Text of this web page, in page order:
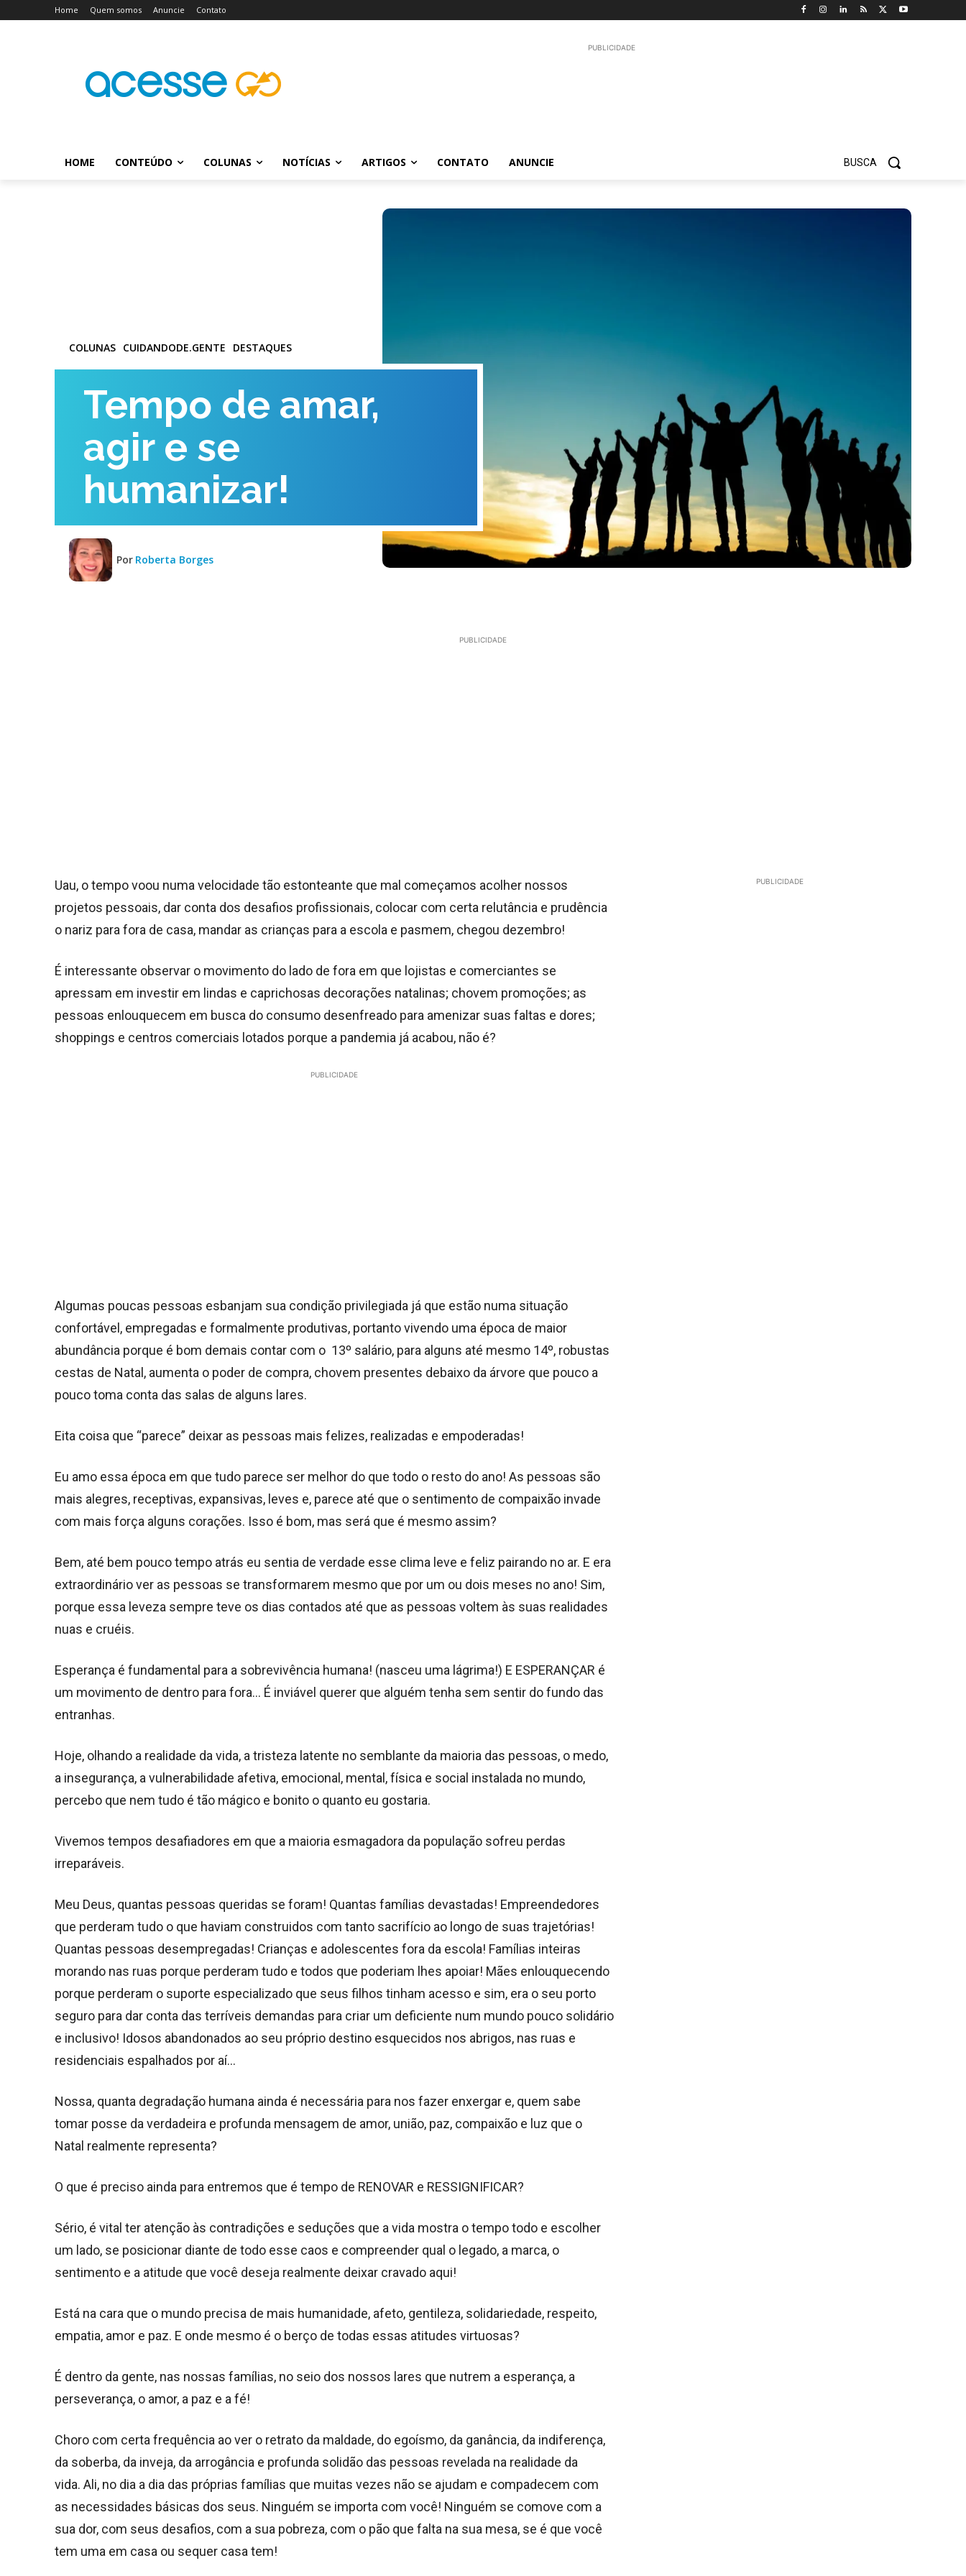
Home Quem somos Anuncie Contato
PUBLICIDADE
HOME CONTEÚDO COLUNAS NOTÍCIAS ARTIGOS CONTATO ANUNCIE BUSCA
COLUNAS CUIDANDODE.GENTE DESTAQUES
Tempo de amar,
agir e se
humanizar!
Por Roberta Borges
PUBLICIDADE
Uau, o tempo voou numa velocidade tão estonteante que mal começamos acolher nossos
projetos pessoais, dar conta dos desafios profissionais, colocar com certa relutância e prudência
o nariz para fora de casa, mandar as crianças para a escola e pasmem, chegou dezembro!
É interessante observar o movimento do lado de fora em que lojistas e comerciantes se
apressam em investir em lindas e caprichosas decorações natalinas; chovem promoções; as
pessoas enlouquecem em busca do consumo desenfreado para amenizar suas faltas e dores;
shoppings e centros comerciais lotados porque a pandemia já acabou, não é?
PUBLICIDADE
Algumas poucas pessoas esbanjam sua condição privilegiada já que estão numa situação
confortável, empregadas e formalmente produtivas, portanto vivendo uma época de maior
abundância porque é bom demais contar com o 13º salário, para alguns até mesmo 14º, robustas
cestas de Natal, aumenta o poder de compra, chovem presentes debaixo da árvore que pouco a
pouco toma conta das salas de alguns lares.
Eita coisa que “parece” deixar as pessoas mais felizes, realizadas e empoderadas!
Eu amo essa época em que tudo parece ser melhor do que todo o resto do ano! As pessoas são
mais alegres, receptivas, expansivas, leves e, parece até que o sentimento de compaixão invade
com mais força alguns corações. Isso é bom, mas será que é mesmo assim?
Bem, até bem pouco tempo atrás eu sentia de verdade esse clima leve e feliz pairando no ar. E era
extraordinário ver as pessoas se transformarem mesmo que por um ou dois meses no ano! Sim,
porque essa leveza sempre teve os dias contados até que as pessoas voltem às suas realidades
nuas e cruéis.
Esperança é fundamental para a sobrevivência humana! (nasceu uma lágrima!) E ESPERANÇAR é
um movimento de dentro para fora… É inviável querer que alguém tenha sem sentir do fundo das
entranhas.
Hoje, olhando a realidade da vida, a tristeza latente no semblante da maioria das pessoas, o medo,
a insegurança, a vulnerabilidade afetiva, emocional, mental, física e social instalada no mundo,
percebo que nem tudo é tão mágico e bonito o quanto eu gostaria.
Vivemos tempos desafiadores em que a maioria esmagadora da população sofreu perdas
irreparáveis.
Meu Deus, quantas pessoas queridas se foram! Quantas famílias devastadas! Empreendedores
que perderam tudo o que haviam construidos com tanto sacrifício ao longo de suas trajetórias!
Quantas pessoas desempregadas! Crianças e adolescentes fora da escola! Famílias inteiras
morando nas ruas porque perderam tudo e todos que poderiam lhes apoiar! Mães enlouquecendo
porque perderam o suporte especializado que seus filhos tinham acesso e sim, era o seu porto
seguro para dar conta das terríveis demandas para criar um deficiente num mundo pouco solidário
e inclusivo! Idosos abandonados ao seu próprio destino esquecidos nos abrigos, nas ruas e
residenciais espalhados por aí…
Nossa, quanta degradação humana ainda é necessária para nos fazer enxergar e, quem sabe
tomar posse da verdadeira e profunda mensagem de amor, união, paz, compaixão e luz que o
Natal realmente representa?
O que é preciso ainda para entremos que é tempo de RENOVAR e RESSIGNIFICAR?
Sério, é vital ter atenção às contradições e seduções que a vida mostra o tempo todo e escolher
um lado, se posicionar diante de todo esse caos e compreender qual o legado, a marca, o
sentimento e a atitude que você deseja realmente deixar cravado aqui!
Está na cara que o mundo precisa de mais humanidade, afeto, gentileza, solidariedade, respeito,
empatia, amor e paz. E onde mesmo é o berço de todas essas atitudes virtuosas?
É dentro da gente, nas nossas famílias, no seio dos nossos lares que nutrem a esperança, a
perseverança, o amor, a paz e a fé!
Choro com certa frequência ao ver o retrato da maldade, do egoísmo, da ganância, da indiferença,
da soberba, da inveja, da arrogância e profunda solidão das pessoas revelada na realidade da
vida. Ali, no dia a dia das próprias famílias que muitas vezes não se ajudam e compadecem com
as necessidades básicas dos seus. Ninguém se importa com você! Ninguém se comove com a
sua dor, com seus desafios, com a sua pobreza, com o pão que falta na sua mesa, se é que você
tem uma em casa ou sequer casa tem!
PUBLICIDADE